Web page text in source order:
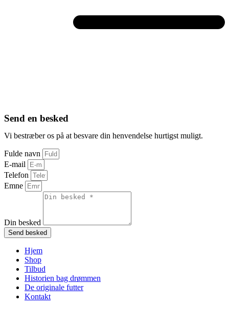
Send en besked
Vi bestræber os på at besvare din henvendelse hurtigst muligt.
Fulde navn
E-mail
Telefon
Emne
Din besked
Send besked
Hjem
Shop
Tilbud
Historien bag drømmen
De originale futter
Kontakt